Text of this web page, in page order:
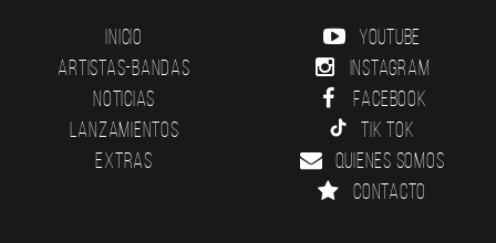
Inicio
Artistas-Bandas
Noticias
Lanzamientos
Extras
YouTube
Instagram
Facebook
Tik Tok
Quienes somos
Contacto